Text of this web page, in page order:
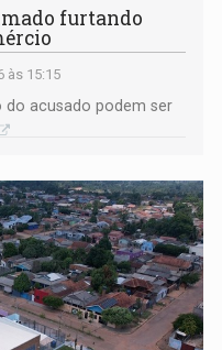
furtando
às 15:15
do acusado podem ser